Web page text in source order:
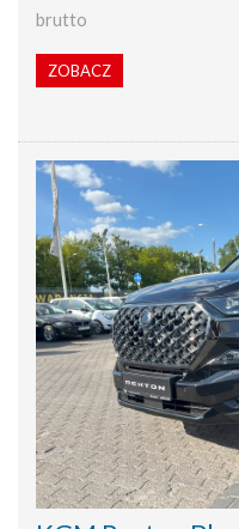
brutto
ZOBACZ